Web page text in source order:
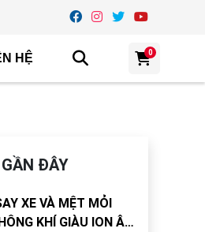
HỆ 0
ĐÂY
XE VÀ MỆT MỎI
KHÍ GIÀU ION ÂM